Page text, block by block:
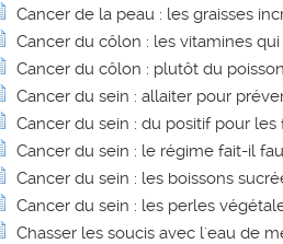
Cancer de la peau : les graisses
Cancer du côlon : les vitamines
Cancer du côlon : plutôt du
Cancer du sein : allaiter pour
Cancer du sein : du positif pour
Cancer du sein : le régime fait-il
Cancer du sein : les boissons
Cancer du sein : les perles
Chasser les soucis avec l'eau de